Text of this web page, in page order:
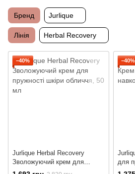
Бренд Jurlique
Лінія Herbal Recovery
−40%
Jurlique Herbal Recovery
Зволожуючий крем для
пружності шкіри обличчя
−40%
для
очей